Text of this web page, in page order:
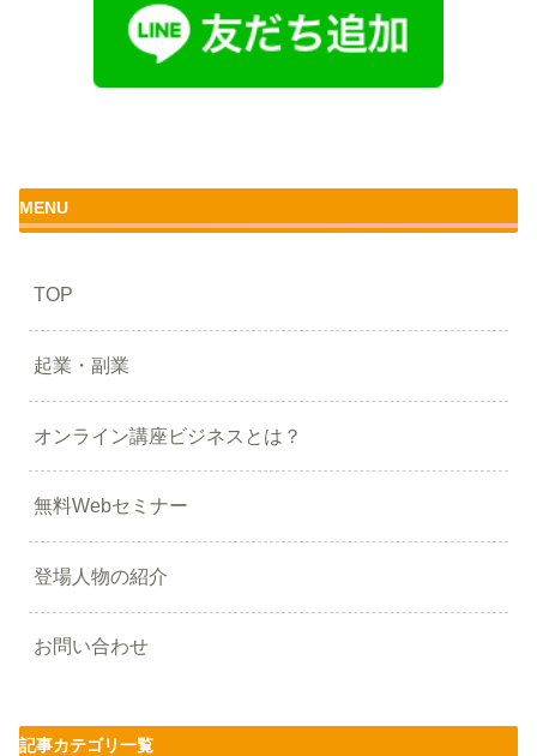
MENU
TOP
起業・副業
オンライン講座ビジネスとは？
無料Webセミナー
登場人物の紹介
お問い合わせ
記事カテゴリ一覧